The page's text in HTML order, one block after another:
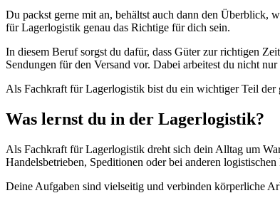
Du packst gerne mit an, behältst auch dann den Überblick,
für Lagerlogistik genau das Richtige für dich sein.
In diesem Beruf sorgst du dafür, dass Güter zur richtigen
Sendungen für den Versand vor. Dabei arbeitest du nicht
Als Fachkraft für Lagerlogistik bist du ein wichtiger Teil der
Was lernst du in der Lagerlogistik?
Als Fachkraft für Lagerlogistik dreht sich dein Alltag um
Handelsbetrieben, Speditionen oder bei anderen logistischen
Deine Aufgaben sind vielseitig und verbinden körperliche